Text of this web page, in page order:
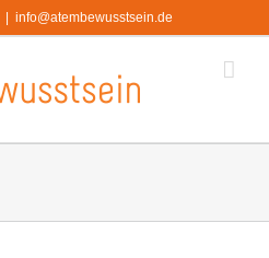
info@atembewusstsein.de